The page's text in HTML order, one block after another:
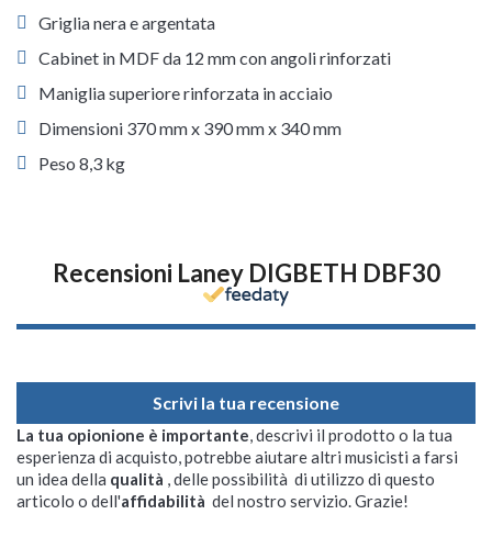
Griglia nera e argentata
Cabinet in MDF da 12 mm con angoli rinforzati
Maniglia superiore rinforzata in acciaio
Dimensioni 370 mm x 390 mm x 340 mm
Peso 8,3 kg
Recensioni Laney DIGBETH DBF30
Scrivi la tua recensione
La tua opionione è importante, descrivi il prodotto o la tua
esperienza di acquisto, potrebbe aiutare altri musicisti a farsi
un idea della qualità , delle possibilità di utilizzo di questo
articolo o dell'affidabilità del nostro servizio. Grazie!